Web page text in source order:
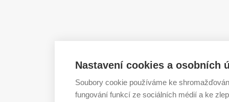
Nastavení cookies a osobních
Soubory cookie používáme ke
fungování funkcí ze sociálních médií a ke